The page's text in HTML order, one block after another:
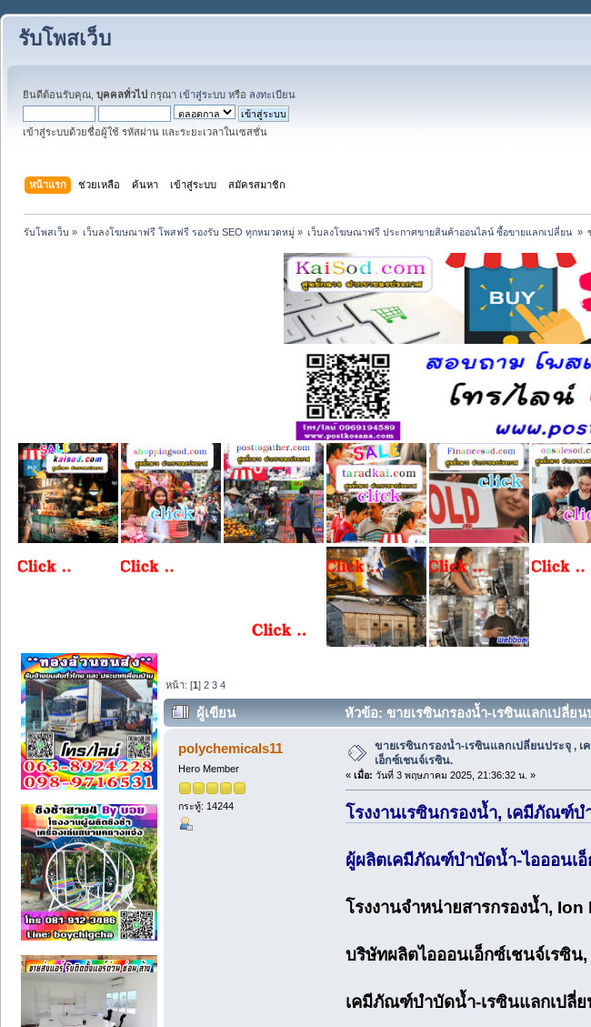
รับโพสเว็บ
ยินดีต้อนรับคุณ, บุคคลทั่วไป กรุณา เข้าสู่ระบบ หรือ ลงทะเบียน
เข้าสู่ระบบด้วยชื่อผู้ใช้ รหัสผ่าน และระยะเวลาในเซสชั่น
หน้าแรก ช่วยเหลือ ค้นหา เข้าสู่ระบบ สมัครสมาชิก
รับโพสเว็บ » เว็บลงโฆษณาฟรี โพสฟรี รองรับ SEO ทุกหมวดหมู่» เว็บลงโฆษณาฟรี ประกาศขายสินค้าออนไลน์ ซื้อขายแลกเปลี่ยน »
หน้า: [1]2 3 4
ผู้เขียน หัวข้อ: ขายเรซินกรองน้ำ-เรซินแลกเปลี่ย
polychemicals11
Hero Member
กระทู้: 14244
ขายเรซินกรองน้ำ-เรซินแลกเปลี่ยนประจุ ,
เอ็กซ์เชนจ์เรซิน.
« เมื่อ: วันที่ 3 พฤษภาคม 2025, 21:36:32 น. »
โรงงานเรซินกรองน้ำ, เคมีภัณฑ์
ผู้ผลิตเคมีภัณฑ์บำบัดน้ำ-ไอออนเอ็
โรงงานจำหน่ายสารกรองน้ำ,
บริษัทผลิตไอออนเอ็กซ์เชนจ์เรซิน
เคมีภัณฑ์บำบัดน้ำ-เรซินแลกเปลี่